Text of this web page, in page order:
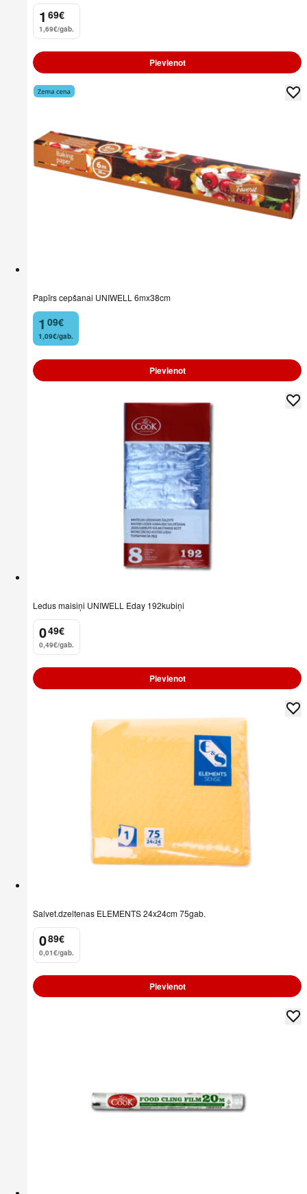
1
. 69€
1,69€/gab.
Pievienot
Papīrs cepšanai UNIWELL 6mx38cm
1
. 09€
1,09€/gab.
Pievienot
Ledus maisiņi UNIWELL Eday 192kubiņi
0
. 49€
0,49€/gab.
Pievienot
Salvet.dzeltenas ELEMENTS 24x24cm 75gab.
0
. 89€
0,01€/gab.
Pievienot